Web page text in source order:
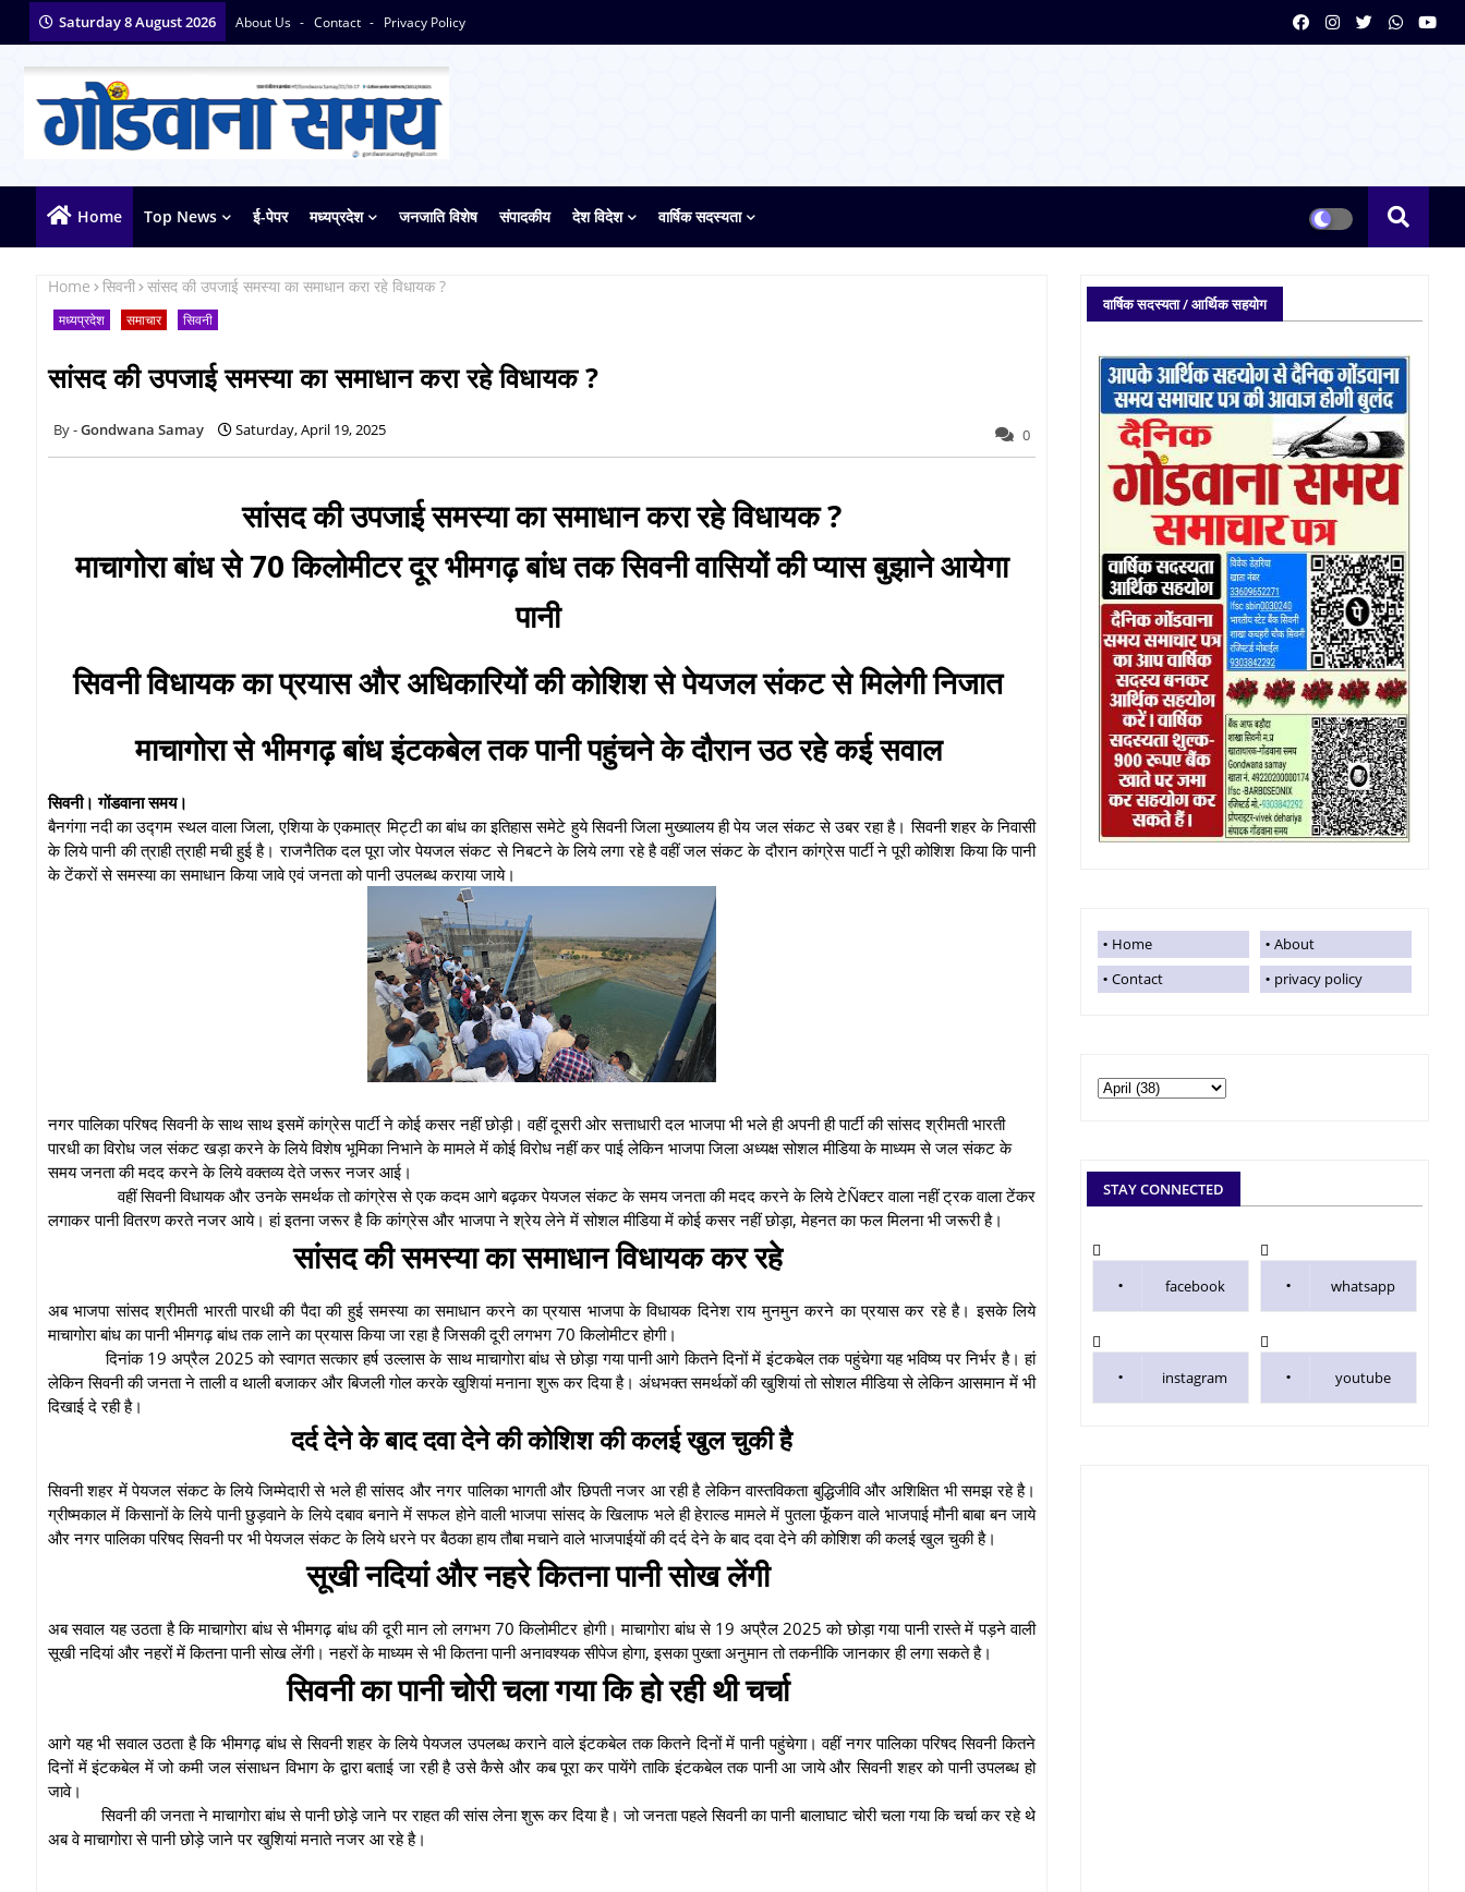
Saturday 8 August 2026 About Us Contact Privacy Policy
Home Top News ई-पेपर मध्यप्रदेश जनजाति विशेष संपादकीय देश विदेश वार्षिक सदस्यता
Home सिवनी सांसद की उपजाई समस्या का समाधान करा रहे विधायक ?
मध्यप्रदेश समाचार सिवनी
सांसद की उपजाई समस्या का समाधान करा रहे विधायक ?
Gondwana Samay Saturday, April 19, 2025 0
सांसद की उपजाई समस्या का समाधान करा रहे विधायक ?
माचागोरा बांध से 70 किलोमीटर दूर भीमगढ़ बांध तक सिवनी वासियों की प्यास बुझाने आयेगा
पानी
सिवनी विधायक का प्रयास और अधिकारियों की कोशिश से पेयजल संकट से मिलेगी निजात
माचागोरा से भीमगढ़ बांध इंटकबेल तक पानी पहुंचने के दौरान उठ रहे कई सवाल
सिवनी। गोंडवाना समय।
बैनगंगा नदी का उद्गम स्थल वाला जिला, एशिया के एकमात्र मिट्टी का बांध का इतिहास समेटे हुये सिवनी जिला मुख्यालय ही पेय जल संकट से उबर रहा है। सिवनी शहर के निवासी
के लिये पानी की त्राही त्राही मची हुई है। राजनैतिक दल पूरा जोर पेयजल संकट से निबटने के लिये लगा रहे है वहीं जल संकट के दौरान कांग्रेस पार्टी ने पूरी कोशिश किया कि पानी
के टेंकरों से समस्या का समाधान किया जावे एवं जनता को पानी उपलब्ध कराया जाये।
नगर पालिका परिषद सिवनी के साथ साथ इसमें कांग्रेस पार्टी ने कोई कसर नहीं छोड़ी। वहीं दूसरी ओर सत्ताधारी दल भाजपा भी भले ही अपनी ही पार्टी की सांसद श्रीमती भारती
पारधी का विरोध जल संकट खड़ा करने के लिये विशेष भूमिका निभाने के मामले में कोई विरोध नहीं कर पाई लेकिन भाजपा जिला अध्यक्ष सोशल मीडिया के माध्यम से जल संकट के
समय जनता की मदद करने के लिये वक्तव्य देते जरूर नजर आई।
वहीं सिवनी विधायक और उनके समर्थक तो कांग्रेस से एक कदम आगे बढ़कर पेयजल संकट के समय जनता की मदद करने के लिये टेÑक्टर वाला नहीं ट्रक वाला टेंकर
लगाकर पानी वितरण करते नजर आये। हां इतना जरूर है कि कांग्रेस और भाजपा ने श्रेय लेने में सोशल मीडिया में कोई कसर नहीं छोड़ा, मेहनत का फल मिलना भी जरूरी है।
सांसद की समस्या का समाधान विधायक कर रहे
अब भाजपा सांसद श्रीमती भारती पारधी की पैदा की हुई समस्या का समाधान करने का प्रयास भाजपा के विधायक दिनेश राय मुनमुन करने का प्रयास कर रहे है। इसके लिये
माचागोरा बांध का पानी भीमगढ़ बांध तक लाने का प्रयास किया जा रहा है जिसकी दूरी लगभग 70 किलोमीटर होगी।
दिनांक 19 अप्रैल 2025 को स्वागत सत्कार हर्ष उल्लास के साथ माचागोरा बांध से छोड़ा गया पानी आगे कितने दिनों में इंटकबेल तक पहुंचेगा यह भविष्य पर निर्भर है। हां
लेकिन सिवनी की जनता ने ताली व थाली बजाकर और बिजली गोल करके खुशियां मनाना शुरू कर दिया है। अंधभक्त समर्थकों की खुशियां तो सोशल मीडिया से लेकिन आसमान में भी
दिखाई दे रही है।
दर्द देने के बाद दवा देने की कोशिश की कलई खुल चुकी है
सिवनी शहर में पेयजल संकट के लिये जिम्मेदारी से भले ही सांसद और नगर पालिका भागती और छिपती नजर आ रही है लेकिन वास्तविकता बुद्धिजीवि और अशिक्षित भी समझ रहे है।
ग्रीष्मकाल में किसानों के लिये पानी छुड़वाने के लिये दबाव बनाने में सफल होने वाली भाजपा सांसद के खिलाफ भले ही हेराल्ड मामले में पुतला फॅूंकन वाले भाजपाई मौनी बाबा बन जाये
और नगर पालिका परिषद सिवनी पर भी पेयजल संकट के लिये धरने पर बैठका हाय तौबा मचाने वाले भाजपाईयों की दर्द देने के बाद दवा देने की कोशिश की कलई खुल चुकी है।
सूखी नदियां और नहरे कितना पानी सोख लेंगी
अब सवाल यह उठता है कि माचागोरा बांध से भीमगढ़ बांध की दूरी मान लो लगभग 70 किलोमीटर होगी। माचागोरा बांध से 19 अप्रैल 2025 को छोड़ा गया पानी रास्ते में पड़ने वाली
सूखी नदियां और नहरों में कितना पानी सोख लेंगी। नहरों के माध्यम से भी कितना पानी अनावश्यक सीपेज होगा, इसका पुख्ता अनुमान तो तकनीकि जानकार ही लगा सकते है।
सिवनी का पानी चोरी चला गया कि हो रही थी चर्चा
आगे यह भी सवाल उठता है कि भीमगढ़ बांध से सिवनी शहर के लिये पेयजल उपलब्ध कराने वाले इंटकबेल तक कितने दिनों में पानी पहुंचेगा। वहीं नगर पालिका परिषद सिवनी कितने
दिनों में इंटकबेल में जो कमी जल संसाधन विभाग के द्वारा बताई जा रही है उसे कैसे और कब पूरा कर पायेंगे ताकि इंटकबेल तक पानी आ जाये और सिवनी शहर को पानी उपलब्ध हो
जावे।
सिवनी की जनता ने माचागोरा बांध से पानी छोड़े जाने पर राहत की सांस लेना शुरू कर दिया है। जो जनता पहले सिवनी का पानी बालाघाट चोरी चला गया कि चर्चा कर रहे थे
अब वे माचागोरा से पानी छोड़े जाने पर खुशियां मनाते नजर आ रहे है।
वार्षिक सदस्यता / आर्थिक सहयोग
Home
About
Contact
privacy policy
STAY CONNECTED
facebook whatsapp
instagram youtube